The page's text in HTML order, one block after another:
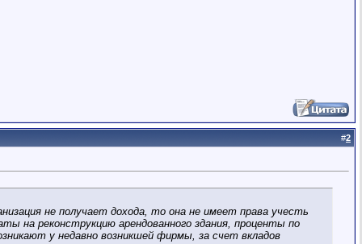
#2
не получает дохода, то она не имеет права учесть
на реконструкцию арендованного здания, проценты по
у недавно возникшей фирмы, за счет вкладов